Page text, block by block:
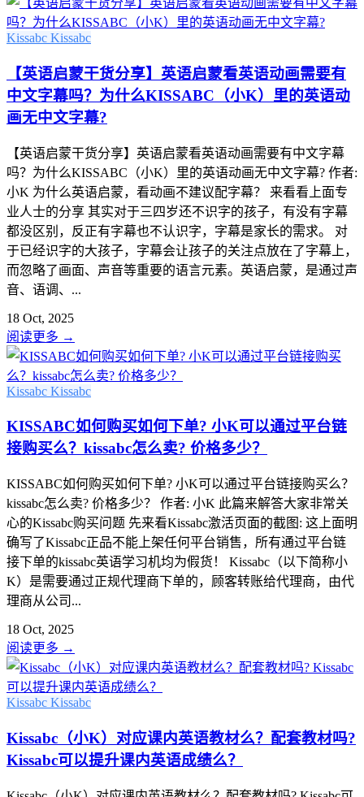
Kissabc Kissabc
【英语启蒙干货分享】英语启蒙看英语动画需要有
中文字幕吗？为什么KISSABC（小K）里的英语动
画无中文字幕?
【英语启蒙干货分享】英语启蒙看英语动画需要有中文字幕
吗？为什么KISSABC（小K）里的英语动画无中文字幕? 作者:
小K 为什么英语启蒙，看动画不建议配字幕？ 来看看上面专
业人士的分享 其实对于三四岁还不识字的孩子，有没有字幕
都没区别，反正有字幕也不认识字，字幕是家长的需求。 对
于已经识字的大孩子，字幕会让孩子的关注点放在了字幕上，
而忽略了画面、声音等重要的语言元素。英语启蒙，是通过声
音、语调、...
18 Oct, 2025
阅读更多 →
Kissabc Kissabc
KISSABC如何购买如何下单? 小K可以通过平台链
接购买么？kissabc怎么卖? 价格多少？
KISSABC如何购买如何下单? 小K可以通过平台链接购买么？
kissabc怎么卖? 价格多少？ 作者: 小K 此篇来解答大家非常关
心的Kissabc购买问题 先来看Kissabc激活页面的截图: 这上面明
确写了Kissabc正品不能上架任何平台销售，所有通过平台链
接下单的kissabc英语学习机均为假货！ Kissabc（以下简称小
K）是需要通过正规代理商下单的，顾客转账给代理商，由代
理商从公司...
18 Oct, 2025
阅读更多 →
Kissabc Kissabc
Kissabc（小K）对应课内英语教材么？配套教材吗?
Kissabc可以提升课内英语成绩么？